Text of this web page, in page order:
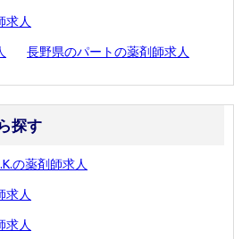
求人
長野県のパートの薬剤師求人
探す
の薬剤師求人
求人
求人